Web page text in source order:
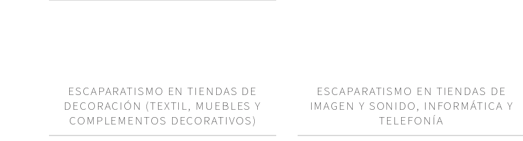
ESCAPARATISMO EN TIENDAS DE
DECORACIÓN (TEXTIL, MUEBLES Y
COMPLEMENTOS DECORATIVOS)
ESCAPARATISMO EN TIENDAS DE
IMAGEN Y SONIDO, INFORMÁTICA Y
TELEFONÍA